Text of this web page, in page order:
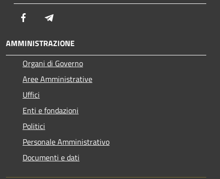
Facebook
AMMINISTRAZIONE
Organi di Governo
Aree Amministrative
Uffici
Enti e fondazioni
Politici
Personale Amministrativo
Documenti e dati